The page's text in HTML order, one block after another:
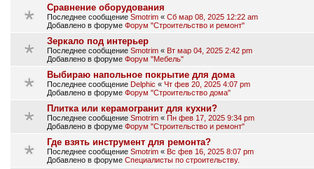
Сравнение оборудования
Последнее сообщение Smotrim « Сб мар 08, 2025 12:22 am
Добавлено в форуме Форум "Строительство и ремонт"
Зеркало под интерьер
Последнее сообщение Smotrim « Вт мар 04, 2025 2:42 pm
Добавлено в форуме Форум "Мебель"
Выбираю напольное покрытие для дома
Последнее сообщение Delphic « Чт фев 20, 2025 4:07 pm
Добавлено в форуме Форум "Строительство дома"
Плитка или керамогранит для кухни?
Последнее сообщение Smotrim « Пн фев 17, 2025 9:34 pm
Добавлено в форуме Форум "Строительство и ремонт"
Где взять инструмент для ремонта?
Последнее сообщение Smotrim « Вс фев 16, 2025 8:07 pm
Добавлено в форуме Специалисты по строительству.